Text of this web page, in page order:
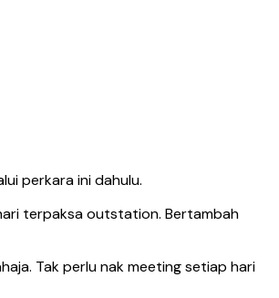
perkara ini dahulu.
terpaksa outstation. Bertambah
Tak perlu nak meeting setiap hari